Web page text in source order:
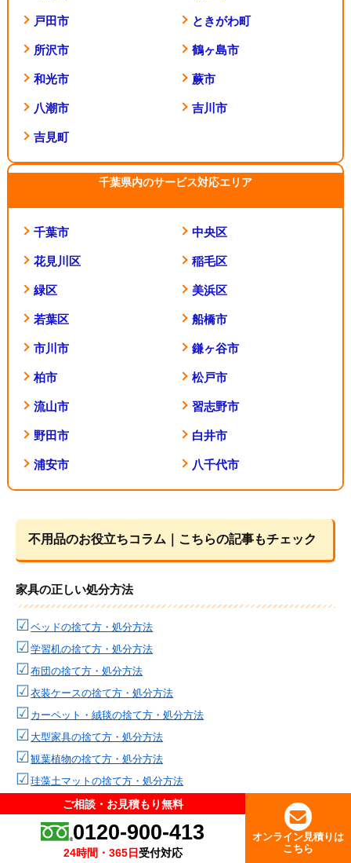
ご相談・お見積もり無料
0120-900-413
24時間・365日受付対応
オンライン見積りは
こちら
戸田市 ときがわ町
所沢市 鶴ヶ島市
和光市 蕨市
八潮市 吉川市
吉見町
千葉県内のサービス対応エリア
千葉市 中央区
花見川区 稲毛区
緑区 美浜区
若葉区 船橋市
市川市 鎌ヶ谷市
柏市 松戸市
流山市 習志野市
野田市 白井市
浦安市 八千代市
不用品のお役立ちコラム｜こちらの記事もチェック
家具の正しい処分方法
ベッドの捨て方・処分方法
学習机の捨て方・処分方法
布団の捨て方・処分方法
衣装ケースの捨て方・処分方法
カーペット・絨毯の捨て方・処分方法
大型家具の捨て方・処分方法
観葉植物の捨て方・処分方法
珪藻土マットの捨て方・処分方法
マットレスの捨て方・処分方法
大量の食器の捨て方・処分方法
箪笥（タンス）の捨て方・処分方法
ご相談・お見積もり無料
0120-900-413
24時間・365日受付対応
オンライン見積りは
こちら